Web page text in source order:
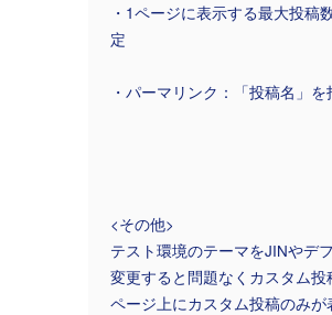
・1ページに表示する最大投稿
定
・パーマリンク：「投稿名」を
<その他>
テスト環境のテーマをJINやデ
変更すると問題なくカスタム
ページ上にカスタム投稿のみが